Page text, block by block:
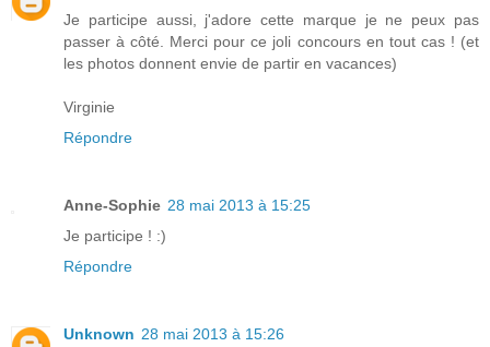
Je participe aussi, j'adore cette marque je ne peux pas
passer à côté. Merci pour ce joli concours en tout cas ! (et
les photos donnent envie de partir en vacances)
Virginie
Répondre
Anne-Sophie 28 mai 2013 à 15:25
Je participe ! :)
Répondre
Unknown 28 mai 2013 à 15:26